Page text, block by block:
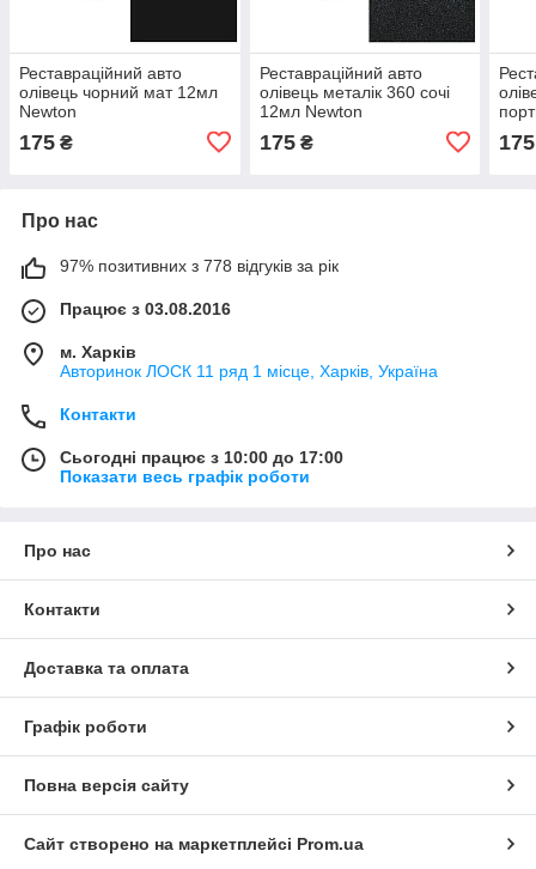
Реставраційний авто
олівець чорний мат 12мл
Newton
175 ₴
Реставраційний авто
олівець металік 360 сочі
12мл Newton
175₴ 175
Про нас
97% позитивних з 778 відгуків за рік
Працює з 03.08.2016
м. Харків
Авторинок ЛОСК 11 ряд 1 місце, Харків, Україна
Контакти
Сьогодні працює з 10:00 до 17:00
Показати весь графік роботи
Про нас
Контакти
Доставка та оплата
Графік роботи
Повна версія сайту
Сайт створено на маркетплейсі Prom.ua